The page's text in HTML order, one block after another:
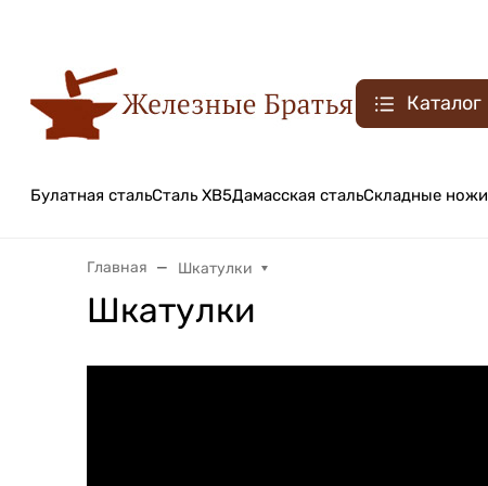
Каталог
Булатная стальСталь ХВ5Дамасская стальСкладные ножи
Главная Шкатулки
Шкатулки